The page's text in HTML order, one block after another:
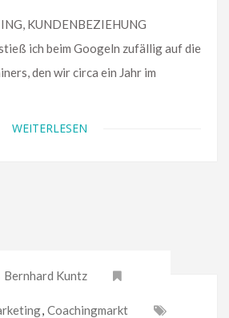
KUNDENBEZIEHUNG
ich beim Googeln zufällig auf die
den wir circa ein Jahr im
WEITERLESEN
Bernhard Kuntz
, Coachingmarkt